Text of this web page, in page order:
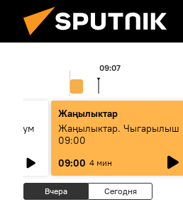
09:07
бум
Жаңылыктар
Жаңылыктар. Чыгарылыш
09:00
09:00 4 мин
Вчера Сегодня